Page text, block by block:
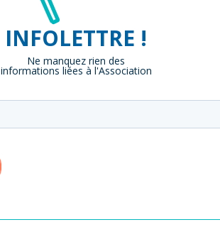
INFOLETTRE !
Ne manquez rien des
informations liées à l'Association